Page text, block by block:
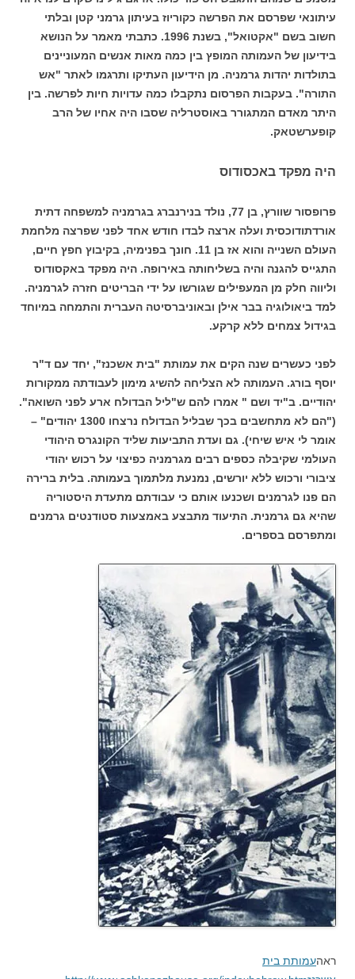
עיתונאי שפרסם את הפרשה כקוריוז בעיתון גרמני קטן ובלתי
חשוב בשם "אקטואל", בשנת 1996. כתבתי מאמר על הנושא
בידיעון של העמותה המופץ בין כמה מאות אנשים המעוניינים
בתולדות יהדות גרמניה. מן הידיעון העתיקו ותרגמו לאתר "אש
התורה". בעקבות הפרסום נתקבלו כמה עדויות חיות לפרשה. בין
היתר מאדם המתגורר באוסטרליה שסבו היה אחיו של הרב
קופערשטאק.
היה מפקד באכסודוס
פרופסור שוורץ, בן 77, נולד בנירנברג בגרמניה למשפחה דתית
אורדתודוכסית ועלה ארצה לבדו חודש אחד לפני שפרצה מלחמת
העולם השנייה והוא אז בן 11. חונך בפנימיה, בקיבוץ חפץ חיים,
התגייס להגנה והיה בשליחותה באירופה. היה מפקד באקסודוס
וליווה חלק מן המעפילים שגורשו על ידי הבריטים חזרה לגרמניה.
למד ביאולוגיה בבר אילן ובאוניברסיטה העברית והתמחה במיוחד
בגידול צמחים ללא קרקע.
לפני כעשרים שנה הקים את עמותת "בית אשכנז", יחד עם ד"ר
יוסף בורג. העמותה לא הצליחה להשיג מימון לעבודתה ממקורות
יהודיים. ב"יד ושם " אמרו להם ש"ליל הבדולח ארע לפני השואה".
("הם לא מתחשבים בכך שבליל הבדולח נרצחו 1300 יהודים" –
אומר לי איש שיחי). גם ועדת התביעות שליד הקונגרס היהודי
העולמי שקיבלה כספים רבים מגרמניה כפיצוי על רכוש יהודי
ציבורי ורכוש ללא יורשים, נמנעת מלתמוך בעמותה. בלית ברירה
הם פנו לגרמנים ושכנעו אותם כי עבודתם מתעדת היסטוריה
שהיא גם גרמנית. התיעוד מתבצע באמצעות סטודנטים גרמנים
ומתפרסם בספרים.
ראהעמותת בית